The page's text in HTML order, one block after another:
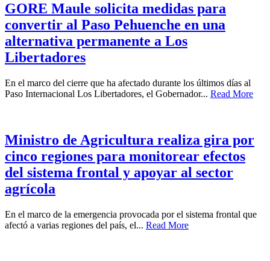
GORE Maule solicita medidas para
convertir al Paso Pehuenche en una
alternativa permanente a Los
Libertadores
En el marco del cierre que ha afectado durante los últimos días al
Paso Internacional Los Libertadores, el Gobernador... Read More
Ministro de Agricultura realiza gira por
cinco regiones para monitorear efectos
del sistema frontal y apoyar al sector
agrícola
En el marco de la emergencia provocada por el sistema frontal que
afectó a varias regiones del país, el... Read More